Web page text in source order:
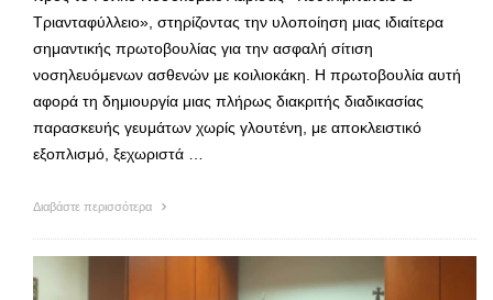
Τριανταφύλλειο», στηρίζοντας την υλοποίηση μιας ιδιαίτερα
σημαντικής πρωτοβουλίας για την ασφαλή σίτιση
νοσηλευόμενων ασθενών με κοιλιοκάκη. Η πρωτοβουλία αυτή
αφορά τη δημιουργία μιας πλήρως διακριτής διαδικασίας
παρασκευής γευμάτων χωρίς γλουτένη, με αποκλειστικό
εξοπλισμό, ξεχωριστά …
Διαβάστε περισσότερα